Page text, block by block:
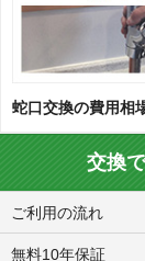
蛇口交換の費用相
交換
ご利用の流れ
無料10年保証